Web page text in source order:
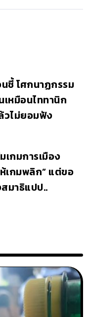
นชี้ โศกนาฏกรรม
เหมือนไททานิก
วไม่ยอมฟัง
กมการเมือง
เกมพลิก” แต่ขอ
มาธิแปป..